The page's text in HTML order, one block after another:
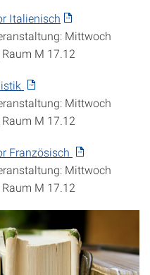
Italienisch
Mittwoch
M 17.12
Mittwoch
M 17.12
Französisch
Mittwoch
M 17.12